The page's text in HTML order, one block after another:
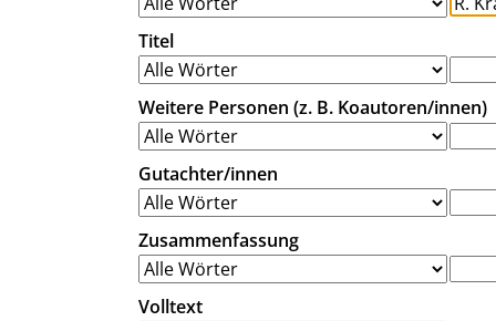
Titel
Weitere Personen (z. B. Koautoren/innen)
Gutachter/innen
Zusammenfassung
Volltext